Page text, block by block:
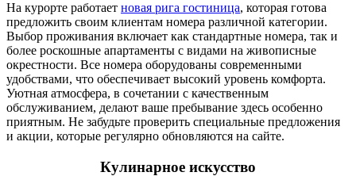
На курорте работает новая рига гостиница, которая готова
предложить своим клиентам номера различной категории.
Выбор проживания включает как стандартные номера, так и
более роскошные апартаменты с видами на живописные
окрестности. Все номера оборудованы современными
удобствами, что обеспечивает высокий уровень комфорта.
Уютная атмосфера, в сочетании с качественным
обслуживанием, делают ваше пребывание здесь особенно
приятным. Не забудьте проверить специальные предложения
и акции, которые регулярно обновляются на сайте.
Кулинарное искусство